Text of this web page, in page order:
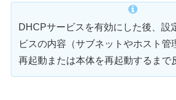
DHCPサービスを有効にした後、設
ビスの内容（サブネットやホスト管
再起動または本体を再起動するまで